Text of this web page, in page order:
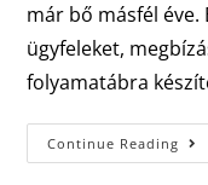
már bő másfél
ügyfeleket,
folyamatábra
Continue Reading